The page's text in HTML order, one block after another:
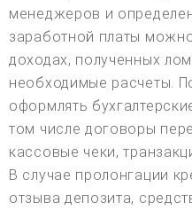
менеджеров и
заработной платы
доходах, полученных
необходимые расчеты.
оформлять
том числе договоры
кассовые чеки,
В случае пролонгации
отзыва депозита,